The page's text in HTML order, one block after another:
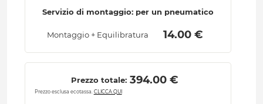
Servizio di montaggio: per un pneumatico
Montaggio + Equilibratura 14.00 €
Prezzo totale: 394.00 €
Prezzo esclusa ecotassa. CLICCA QUI